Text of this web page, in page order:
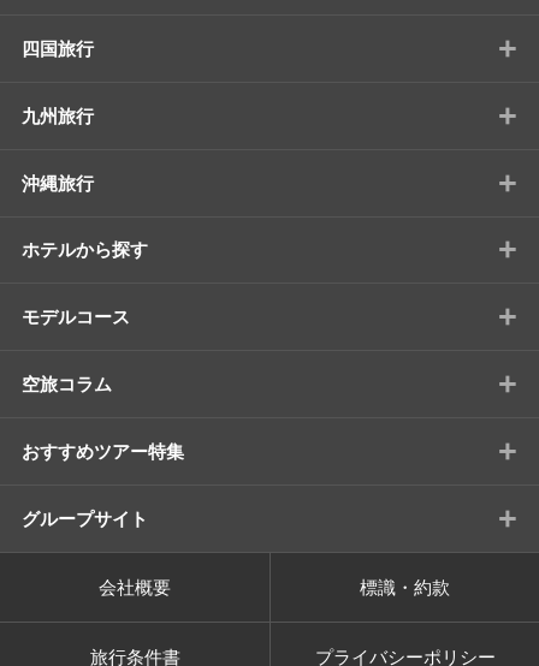
四国旅行 +
九州旅行 +
沖縄旅行 +
ホテルから探す +
モデルコース +
空旅コラム +
おすすめツアー特集 +
グループサイト +
会社概要 標識・約款
旅行条件書 プライバシーポリシー